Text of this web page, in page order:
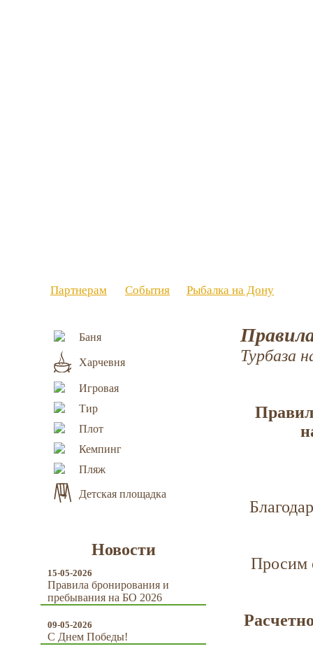
Партнерам События Рыбалка на Дону
Баня
Харчевня
Игровая
Тир
Плот
Кемпинг
Пляж
Детская площадка
Новости
15-05-2026
Правила бронирования и
пребывания на БО 2026
09-05-2026
С Днем Победы!
Турбаза
Просим